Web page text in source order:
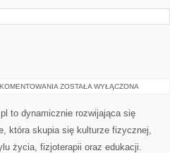
HISTORIA
ZOSTAŁA WYŁĄCZONA
to dynamicznie rozwijająca się
która skupia się kulturze fizycznej,
życia, fizjoterapii oraz edukacji.